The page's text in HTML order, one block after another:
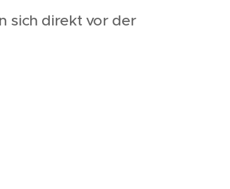
sich direkt vor der